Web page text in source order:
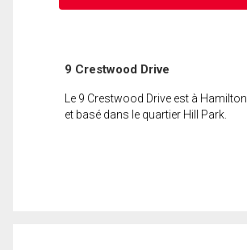
9 Crestwood Drive
Le 9 Crestwood Drive est à Hamilton
et basé dans le quartier Hill Park.